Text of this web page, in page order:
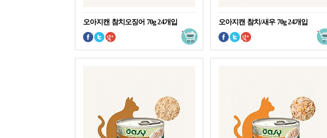
오아지캔 참치오징어 70g 24개입 오아지캔 참치/새우 70g 24개입